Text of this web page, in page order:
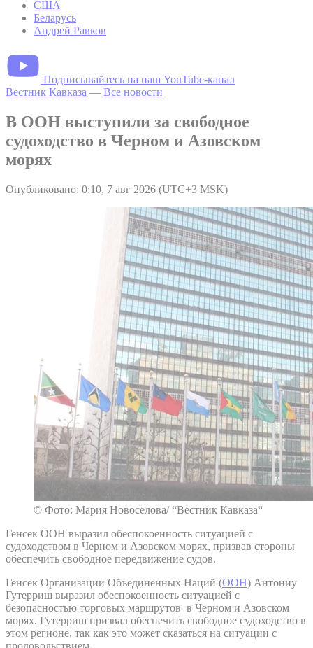
США
Беларусь
Андрей Равков
Подписывайтесь на наш YouTube-канал
Вестник Кавказа — Все новости
В ООН выступили за свободное
судоходство в Черном и Азовском
морях
Опубликовано: 0:10, 7 авг 2026 (UTC+3 MSK)
© Фото: Мария Новоселова/ “Вестник Кавказа“
Генсек ООН выразил обеспокоенность ситуацией с
судоходством в Черном и Азовском морях, призвав стороны
обеспечить свободное передвижение судов.
Генсек Организации Объединенных Наций (ООН) Антониу
Гутерриш выразил обеспокоенность ситуацией с
безопасностью торговых маршрутов в Черном и Азовском
морях. Гутерриш призвал обеспечить свободное судоходство в
этом регионе, так как это может сказаться на ситуации с
продовольствием.